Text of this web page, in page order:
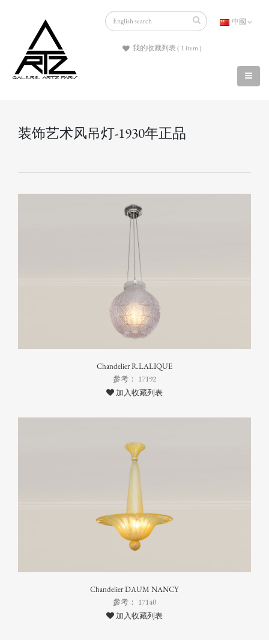
中國
我的收藏列表 ( 1 item )
装饰艺术风吊灯-1930年正品
Chandelier R.LALIQUE
參考： 17192
加入收藏列表
Chandelier DAUM NANCY
參考： 17140
加入收藏列表